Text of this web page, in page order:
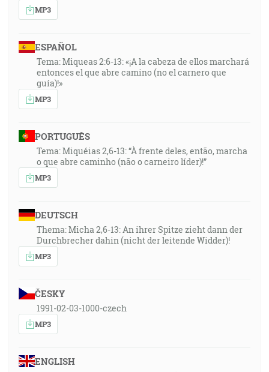
MP3
ESPAÑOL
Tema: Miqueas 2:6-13: «¡A la cabeza de ellos marchará
entonces el que abre camino (no el carnero que
guía)!»
MP3
PORTUGUÊS
Tema: Miquéias 2,6-13: “À frente deles, então, marcha
o que abre caminho (não o carneiro líder)!”
MP3
DEUTSCH
Thema: Micha 2,6-13: An ihrer Spitze zieht dann der
Durchbrecher dahin (nicht der leitende Widder)!
MP3
ČESKY
1991-02-03-1000-czech
MP3
ENGLISH